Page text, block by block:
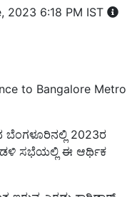
2023 6:18 PM IST
to Bangalore Metro
ಬೆಂಗಳೂರಿನಲ್ಲಿ 2023ರ
ಸಭೆಯಲ್ಲಿ ಈ ಆರ್ಥಿಕ